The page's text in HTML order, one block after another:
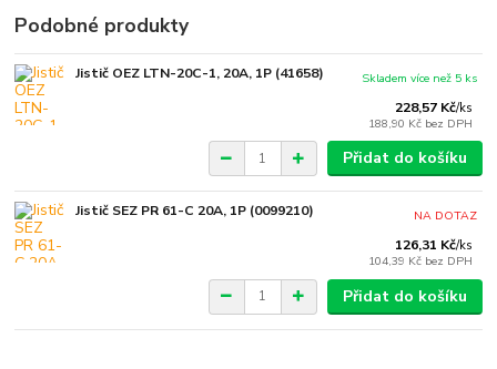
Podobné produkty
Jistič OEZ LTN-20C-1, 20A, 1P (41658)
228,57 Kč/ks
188,90 Kč bez DPH
Skladem více než 5 ks
Přidat do košíku
Jistič SEZ PR 61-C 20A, 1P (0099210)
126,31 Kč/ks
104,39 Kč bez DPH
NA DOTAZ
Přidat do košíku